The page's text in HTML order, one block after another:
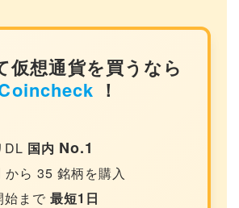
仮想通貨を買うなら
！
DL 国内 No.1
から 35 銘柄を購入
始まで最短1日